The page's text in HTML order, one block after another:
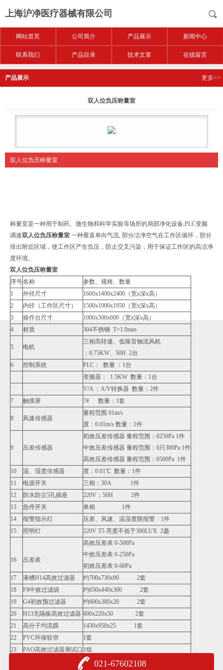
上海沪净医疗器械有限公司
网站首页 公司简介 产品展示 新闻中心
联系我们 产品目录 技术文章 在线留言
产品展示 更多>>
双人位负压称量室
双人位负压称量室
称量室是一种用于制药、微生物和科学实验等场所的局部净化设备,PLC变频
调速双人位负压称量室 一种垂直单向气流, 部分洁净空气在工作区循环，部分
排出附近区域，使工作区产生负压，防止交叉污染，用于保证工作区的高洁净
度环境。
双人位负压称量室
序号名称
参数、规格、数量
1
外径尺寸
1600x1400x2400（宽x深x高）
2
内径（工作区尺寸）
1500x1000x1950（宽x深x高）
3
操作台尺寸
1000x500x600（宽x深x高）
4
材质 304不锈钢 T=1.0mm
5 电机
三相高转速、低噪音轴流风机
；0.75KW、50H 2台
6
控制系统
PLC： 数量 ：1台
变频器： 1.5KW 数量：1台
V/A ；A/V转换器 数量：2件
7
触摸屏 7# 数量：1套
8 风速传感器
量程范围 01m/s
度：0.01m/s 数量：1件
9 压差传感器
初效压差传感器 量程范围：0250Pa 1件
中效压差传感器 量程范围：0只300Pa 1件
高效压差传感器 量程范围：0500Pa 1件
10
温、湿度传感器
度：0.01℃ 数量：1件
11
电源开关
三相；30A 1件
12
防水防尘5孔插座
220V；50H 2件
13
急停开关
单相 1件
14
报警指示灯
压差、风速、温湿度限报警 1件
15
照明灯 220V T5 亮度不低于300LUX 2盏
16 压差表
高效压差表 0-500Pa
中效压差表 0-250Pa
初效压差表 0-60Pa
17
液槽H14高效过滤器
约700x730x90 2套
18
F8中效过滤袋
约650x440x300 2套
19
G4初效预过滤器
约600x380x20 2套
20
H13无隔板高效过滤器 600x220x50 2套
21
高分子均流膜
1430x950x25 1套
22
PVC环保软帘
1套
23
PAO高效过滤器测试口 1组
380V，2.5KW， 50H
021-67602108